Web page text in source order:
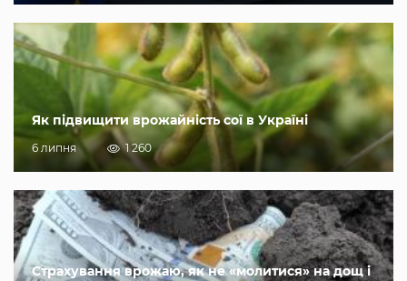
Як підвищити врожайність сої в Україні
6 липня 1 260
Страхування врожаю, як не «молитися» на дощ і